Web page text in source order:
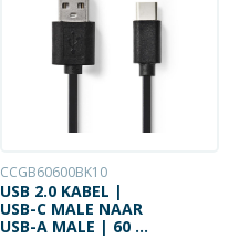
CCGB60600BK10
USB 2.0 KABEL |
USB-C MALE NAAR
USB-A MALE | 60 W